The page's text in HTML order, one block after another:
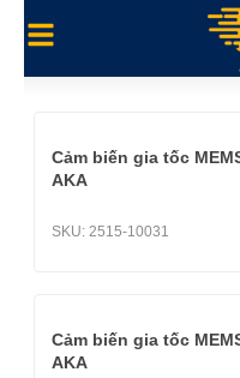
Cảm biến gia tốc
AKA
SKU: 2515-10031
Cảm biến gia tốc
AKA